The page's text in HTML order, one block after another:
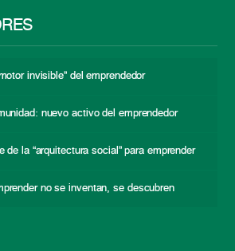
invisible” del emprendedor
nuevo activo del emprendedor
de la “arquitectura social” para emprender
no se inventan, se descubren